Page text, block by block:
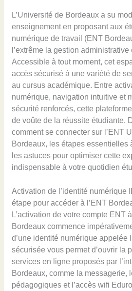
L’Université de Bordeaux a su
enseignement en proposant aux
numérique de travail (ENT
l’extrême la gestion
Accessible à tout moment, cet
accès sécurisé à une variété de
au cursus académique. Entre
numérique, navigation intuitive et
sécurité renforcés, cette
de voûte de la réussite étudiante.
comment se connecter sur l’ENT
Bordeaux, les étapes essentielles
les astuces pour optimiser cette
indispensable à votre quotidien
Activation de l’identité numérique
étape pour accéder à l’ENT
L’activation de votre compte ENT
Bordeaux commence
d’une identité numérique appelée
sécurisée vous permet d’ouvrir la
services en ligne proposés par
Bordeaux, comme la messagerie,
pédagogiques et l’accès wifi